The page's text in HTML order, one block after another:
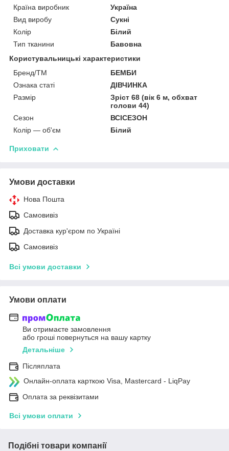
Країна виробник
Україна
Вид виробу
Сукні
Колір
Білий
Тип тканини
Бавовна
Користувальницькі характеристики
Бренд/ТМ
БЕМБИ
Ознака статі
ДІВЧИНКА
Размір
Зріст 68 (вік 6 м, обхват
голови 44)
Сезон
ВСІСЕЗОН
Колір — об'єм
Білий
Приховати
Умови доставки
Нова Пошта
Самовивіз
Доставка кур'єром по Україні
Самовивіз
Всі умови доставки
Умови оплати
Ви отримаєте замовлення
або гроші повернуться на вашу картку
Детальніше
Післяплата
Онлайн-оплата карткою Visa, Mastercard - LiqPay
Оплата за реквізитами
Всі умови оплати
Подібні товари компанії